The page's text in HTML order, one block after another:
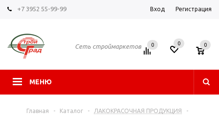
+7 3952 55-99-99 Вход Регистрация
Сеть строймаркетов
МЕНЮ
0 0 0
Главная - Каталог - ЛАКОКРАСОЧНАЯ ПРОДУКЦИЯ
-